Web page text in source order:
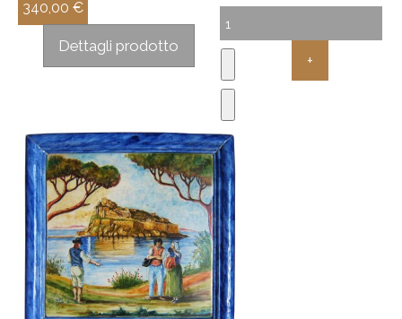
340,00 €
Dettagli prodotto